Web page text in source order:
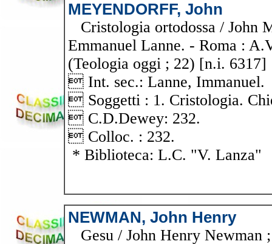
MEYENDORFF, John
Cristologia ortodossa / John
Emmanuel Lanne. - Roma :
(Teologia oggi ; 22) [n.i. 6317]
 Int. sec.: Lanne, Immanuel.
 Soggetti : 1. Cristologia.
 C.D.Dewey: 232.
 Colloc. : 232.
* Biblioteca: L.C. "V. Lanza"
NEWMAN, John Henry
Gesu / John Henry Newman